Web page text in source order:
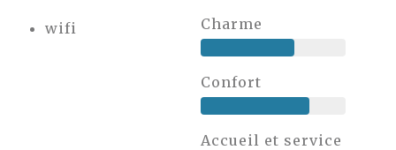
wifi Charme
Confort
Accueil et service